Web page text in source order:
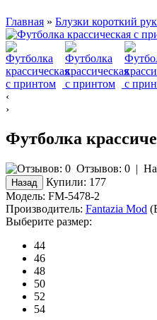
Главная » Блузки короткий
‹
›
Футболка
Отзывов: 0 |
Купили: 177
Модель: FM-5478-2
Производитель: Fantazia Mod
Выберите размер:
44
46
48
50
52
54